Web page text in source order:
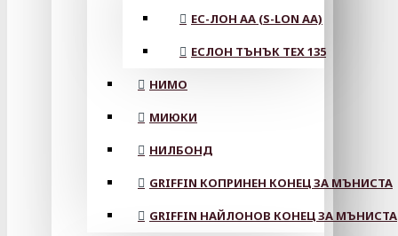
ЕС-ЛОН АА (S-LON AA)
ЕСЛОН ТЪНЪК TEX 135
НИМО
МИЮКИ
НИЛБОНД
GRIFFIN КОПРИНЕН КОНЕЦ ЗА МЪНИСТА
GRIFFIN НАЙЛОНОВ КОНЕЦ ЗА МЪНИСТА